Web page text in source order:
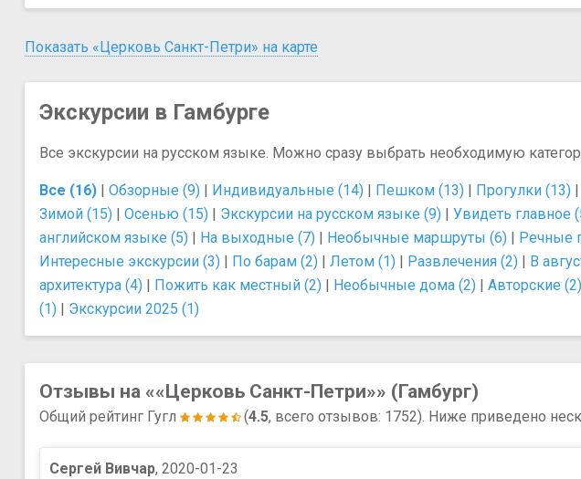
Показать «Церковь Санкт-Петри» на карте
Экскурсии в Гамбурге
Все экскурсии на русском языке. Можно сразу выбрать необходимую
Все (16) Обзорные (9) Индивидуальные (14) Пешком (13) Прогулки (13)
Зимой (15)
Осенью (15) Экскурсии на русском языке (9) Увидеть главное
английском языке (5)
На выходные (7) Необычные маршруты (6) Речные
Интересные экскурсии (3)
По барам (2) Летом (1) Развлечения (2) В
архитектура (4)
Пожить как местный (2) Необычные дома (2) Авторские (2)
(1)
Экскурсии 2025 (1)
Отзывы на ««Церковь Санкт-Петри»» (Гамбург)
Общий рейтинг Гугл (4.5, всего отзывов: 1752). Ниже приведено
Сергей Вивчар, 2020-01-23